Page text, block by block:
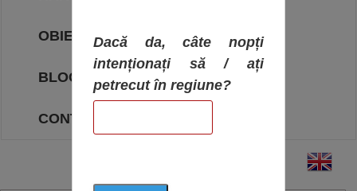
OBIECTIVE
BLOG
CONTACT
Dacă da, câte nopți
intenționați să / ați
petrecut în regiune?